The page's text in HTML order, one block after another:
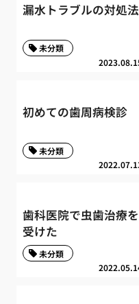
漏水トラブルの対処法
未分類
初めての歯周病検診
未分類
歯科医院で虫歯治療を
受けた
未分類